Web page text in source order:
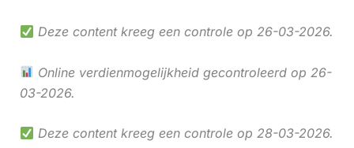
Deze content kreeg een controle op 26-03-2026.
Online verdienmogelijkheid gecontroleerd op 26-
03-2026.
Deze content kreeg een controle op 28-03-2026.